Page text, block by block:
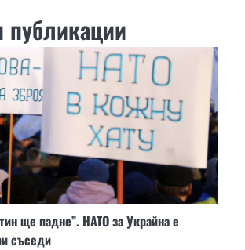
публикации
ще падне”. НАТО за Украйна е
съседи